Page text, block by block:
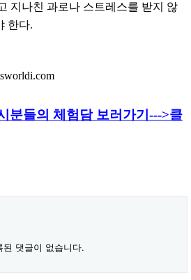
지나친 과로나 스트레스를 받지 않
한다.
분들의 체험담 보러가기--->클
된 댓글이 없습니다.